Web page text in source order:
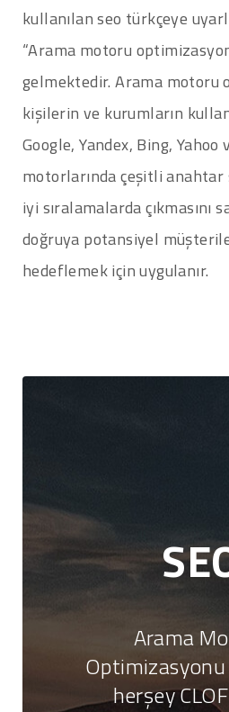
kullanılan seo türkçeye
“Arama motoru
gelmektedir. Arama motoru
kişilerin ve kurumların
Google, Yandex, Bing,
motorlarında çeşitli
iyi sıralamalarda çıkmasını
doğruya potansiyel
hedeflemek için uygulanır.
Arama
Optimizasyonu
herşey